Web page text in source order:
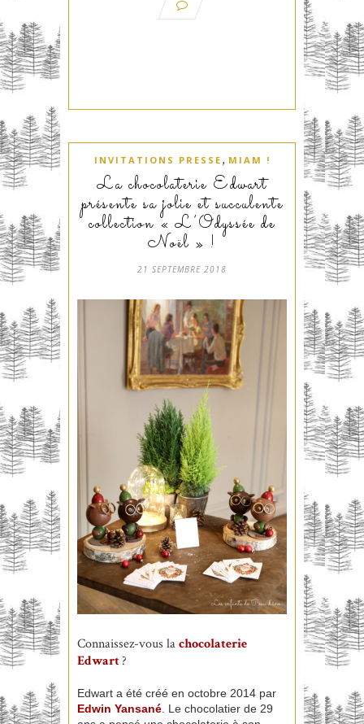
INVITATIONS PRESSE , MIAM !
La chocolaterie Edwart
présente sa jolie et succulente
collection « L’Odyssée de
Noël » !
21 SEPTEMBRE 2018
Connaissez-vous lachocolaterie
Edwart?
Edwart a été créé en octobre 2014 par
Edwin Yansané . Le chocolatier de 29